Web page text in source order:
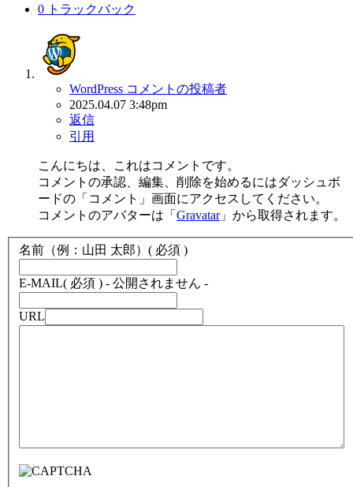
0 トラックバック
WordPress コメントの投稿者
2025.04.07 3:48pm
返信
引用
こんにちは、これはコメントです。
コメントの承認、編集、削除を始めるにはダッシュボ
ードの「コメント」画面にアクセスしてください。
コメントのアバターは「 Gravatar」から取得されます。
名前（例：山田 太郎） ( 必須 )
E-MAIL( 必須 ) - 公開されません -
URL